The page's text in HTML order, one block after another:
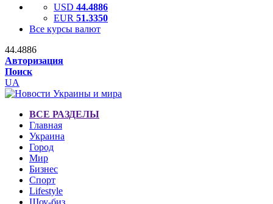
USD 44.4886
EUR 51.3350
Все курсы валют
44.4886
Авторизация
Поиск
UA
ВСЕ РАЗДЕЛЫ
Главная
Украина
Город
Мир
Бизнес
Спорт
Lifestyle
Шоу-биз